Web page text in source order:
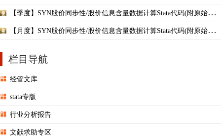
【季度】SYN股价同步性/股价信息含量数据计算Stata代码(附原始数
【月度】SYN股价同步性/股价信息含量数据计算Stata代码(附原始数
栏目导航
经管文库
stata专版
行业分析报告
文献求助专区